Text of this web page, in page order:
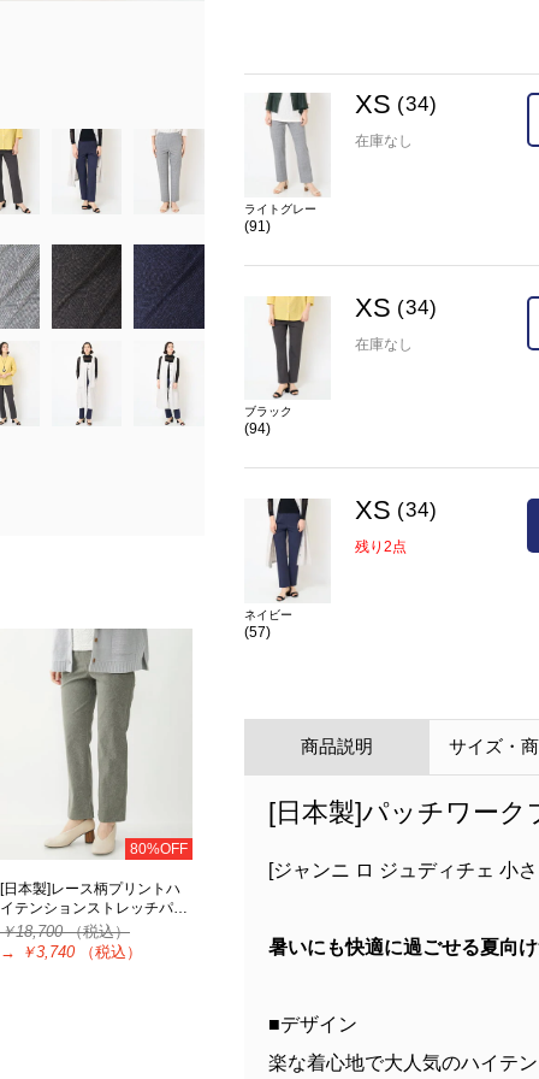
XS(34) ×
カラー
ブラック(94)
80%OFF
[日本製]レース柄プリントハ
イテンションストレッチパ…
￥18,700（税込）
→
￥3,740 （税込）
ライトグレー
(91)
XS (34)
在庫なし
ブラック
(94)
XS (34)
在庫なし
ネイビー
(57)
XS (34)
残り2点
商品説明 サイズ・
[日本製]パッチワー
[ジャンニ ロ ジュディチェ 小
暑いにも快適に過ごせる夏向
■デザイン
楽な着心地で大人気のハイテ